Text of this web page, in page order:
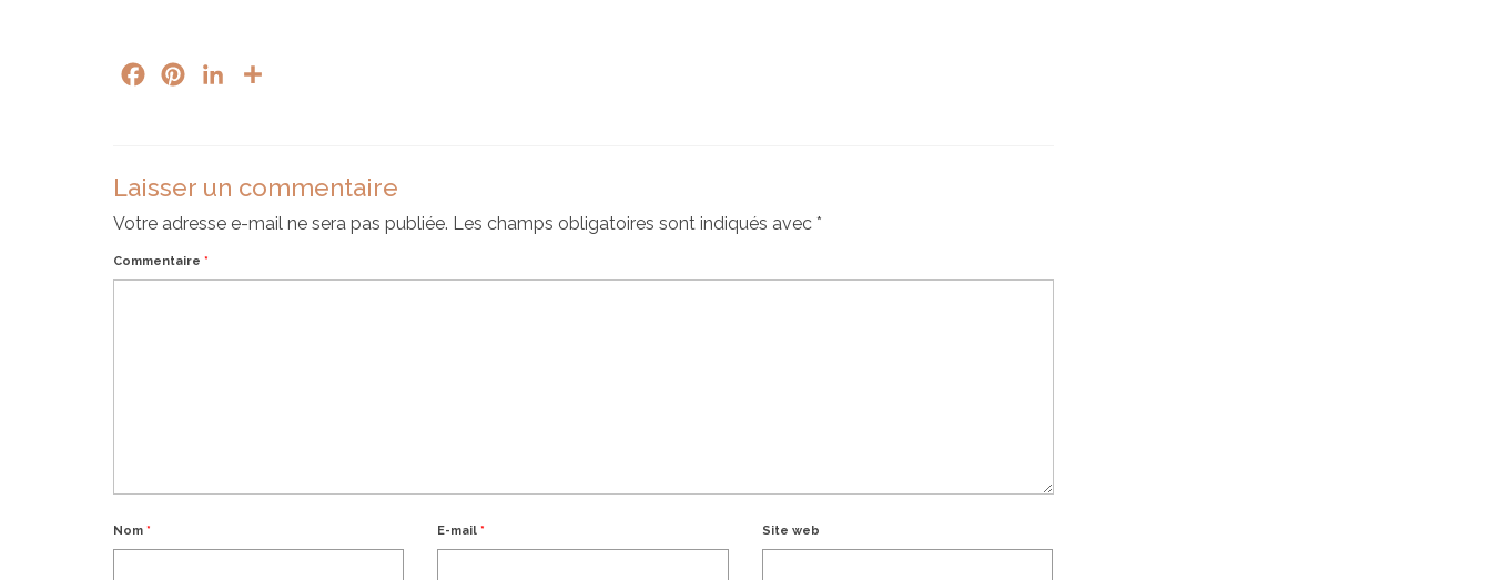
FacebookPinterestLinkedIn
Laisser un commentaire
Votre adresse e-mail ne sera pas publiée. Les champs obligatoires sont indiqués avec *
Commentaire *
Nom * E-mail* Site web